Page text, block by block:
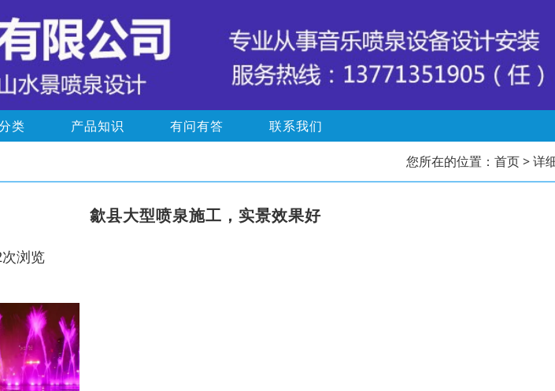
类 产品知识 有问有答 联系我们
您所在的位置： 首页> 详
歙县大型喷泉施工，实景效果好
浏览